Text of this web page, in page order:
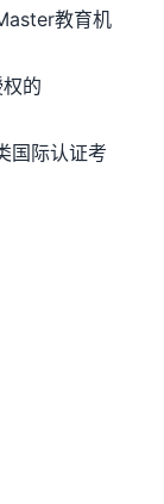
教育机
的
国际认证考